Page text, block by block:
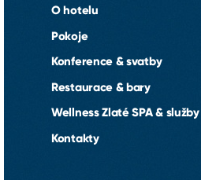
O hotelu
Pokoje
Konference & svatby
Restaurace & bary
Wellness Zlaté SPA & služby
Kontakty